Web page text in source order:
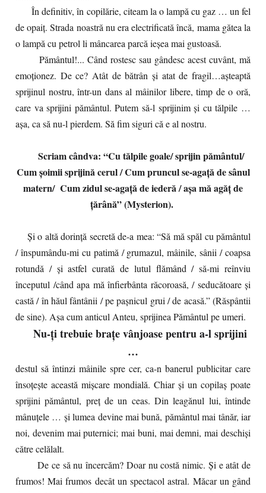
În definitiv, în copilărie, citeam la o lampă cu gaz … un fel
de opaiţ. Strada noastră nu era electrificată încă, mama gătea la
o lampă cu petrol li mâncarea parcă ieşea mai gustoasă.
Pământul!... Când rostesc sau gândesc acest cuvânt, mă
emoţionez. De ce? Atât de bătrân şi atat de fragil…aşteaptă
sprijinul nostru, într-un dans al mâinilor libere, timp de o oră,
care va sprijini pământul. Putem să-l sprijinim şi cu tălpile …
aşa, ca să nu-l pierdem. Să fim siguri că e al nostru.
Scriam cândva: “Cu tălpile goale/ sprijin pământul/
Cum şoimii sprijină cerul / Cum pruncul se-agaţă de sânul
matern/ Cum zidul se-agaţă de iederă / aşa mă agăţ de
ţărână” (Mysterion).
Şi o altă dorinţă secretă de-a mea: “Să mă spăl cu pământul
/ înspumându-mi cu patimă / grumazul, mâinile, sânii / coapsa
rotundă / şi astfel curată de lutul flămând / să-mi reînviu
începutul /când apa mă înfierbânta răcoroasă, / seducătoare şi
castă / în hăul fântânii / pe paşnicul grui / de acasă.” (Răspântii
de sine). Aşa cum anticul Anteu, sprijinea Pământul pe umeri.
Nu-ţi trebuie braţe vânjoase pentru a-l sprijini
…
destul să întinzi mâinile spre cer, ca-n banerul publicitar care
însoţeşte această mişcare mondială. Chiar şi un copilaş poate
sprijini pământul, preţ de un ceas. Din leagănul lui, întinde
mânuţele … și lumea devine mai bună, pământul mai tânăr, iar
noi, devenim mai puternici; mai buni, mai demni, mai deschişi
către celălalt.
De ce să nu încercăm? Doar nu costă nimic. Şi e atât de
frumos! Mai frumos decât un spectacol astral. Măcar un gând